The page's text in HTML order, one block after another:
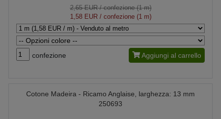
2,65 EUR/ confezione (1 m)
1,58 EUR/ confezione (1 m)
confezione Aggiungi al carrello
Cotone Madeira - Ricamo Anglaise, larghezza: 13 mm
250693